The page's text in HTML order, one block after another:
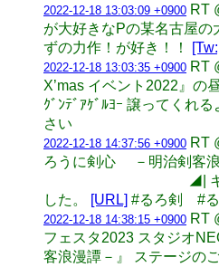
2022-12-18 13:03:09 +0900 RT
が大好きなPの某名古屋の
ずの力作！が好き！！
2022-12-18 13:03:35 +0900 RT
X’mas イベント2022』の
ｸﾞﾝﾃﾞｱｹﾞﾙﾖｰ 譲ってくれ
さい
2022-12-18 14:37:56 +0900 RT
ろうに剣心 －明治剣
◢| キャスト情
した。
[URL] #るろ剣 #る
2022-12-18 14:38:15 +0900 RT
フェスタ2023 スタジオ
客浪漫譚－』 ステージの